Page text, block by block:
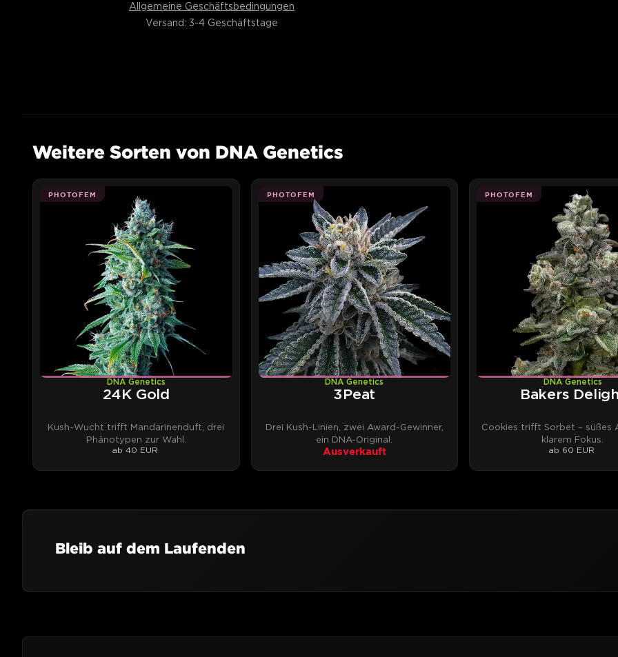
Allgemeine Geschäftsbedingungen
Versand: 3-4 Geschäftstage
Weitere Sorten von DNA Genetics
PHOTOFEM
DNA Genetics
24K Gold
Kush-Wucht trifft Mandarinenduft, drei
Phänotypen zur Wahl.
ab 40 EUR
PHOTOFEM
DNA Genetics
3Peat
Drei Kush-Linien, zwei Award-Gewinner,
ein DNA-Original.
Ausverkauft
PHOTOFEM
DNA Genetics
Bakers
Cookies trifft Sorbet – süßes
klarem Fokus.
ab 60 EUR
Bleib auf dem Laufenden